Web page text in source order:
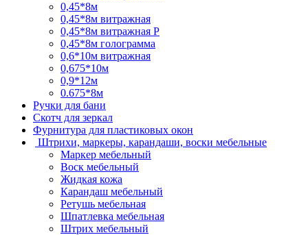
0,45*8м
0,45*8м витражная
0,45*8м витражная Р
0,45*8м голограмма
0,6*10м витражная
0,675*10м
0,9*12м
0.675*8м
Ручки для бани
Скотч для зеркал
Фурнитура для пластиковых окон
Штрихи, маркеры, карандаши, воски мебельные
Маркер мебельный
Воск мебельный
Жидкая кожа
Карандаш мебельный
Ретушь мебельная
Шпатлевка мебельная
Штрих мебельный